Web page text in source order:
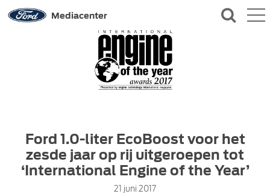
Mediacenter
Ford 1.0-liter EcoBoost voor het
zesde jaar op rij uitgeroepen tot
‘International Engine of the Year’
21 juni 2017